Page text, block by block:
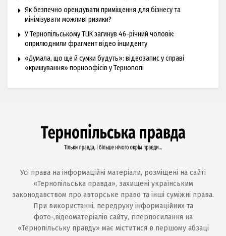
Як безпечно орендувати приміщення для бізнесу та
мінімізувати можливі ризики?
У Тернопільському ТЦК загинув 46-річний чоловік:
оприлюднили фрагмент відео інциденту
«Думала, що ще й сумки будуть»: відеозапис у справі
«кришування» порноофісів у Тернополі
Усі права на інформаційні матеріали, розміщені на сайті
«Тернопільська правда», захищені українським
законодавством про авторське право та інші суміжні права.
При використанні, передруку інформаційних та
фото-,відеоматеріалів сайту, гіперпосилання на
«Тернопільську правду» має міститися в першому абзаці